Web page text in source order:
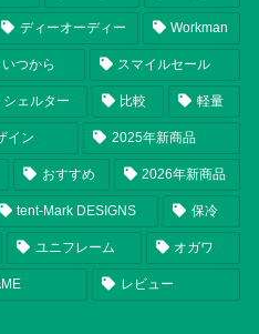
ディーオーディー Workman
いつから スマイルセール
シェルター 比較 軽量
イン 2025年新商品
おすすめ 2026年新商品
tent-Mark DESIGNS 保冷
ユニフレーム オガワ
レビュー